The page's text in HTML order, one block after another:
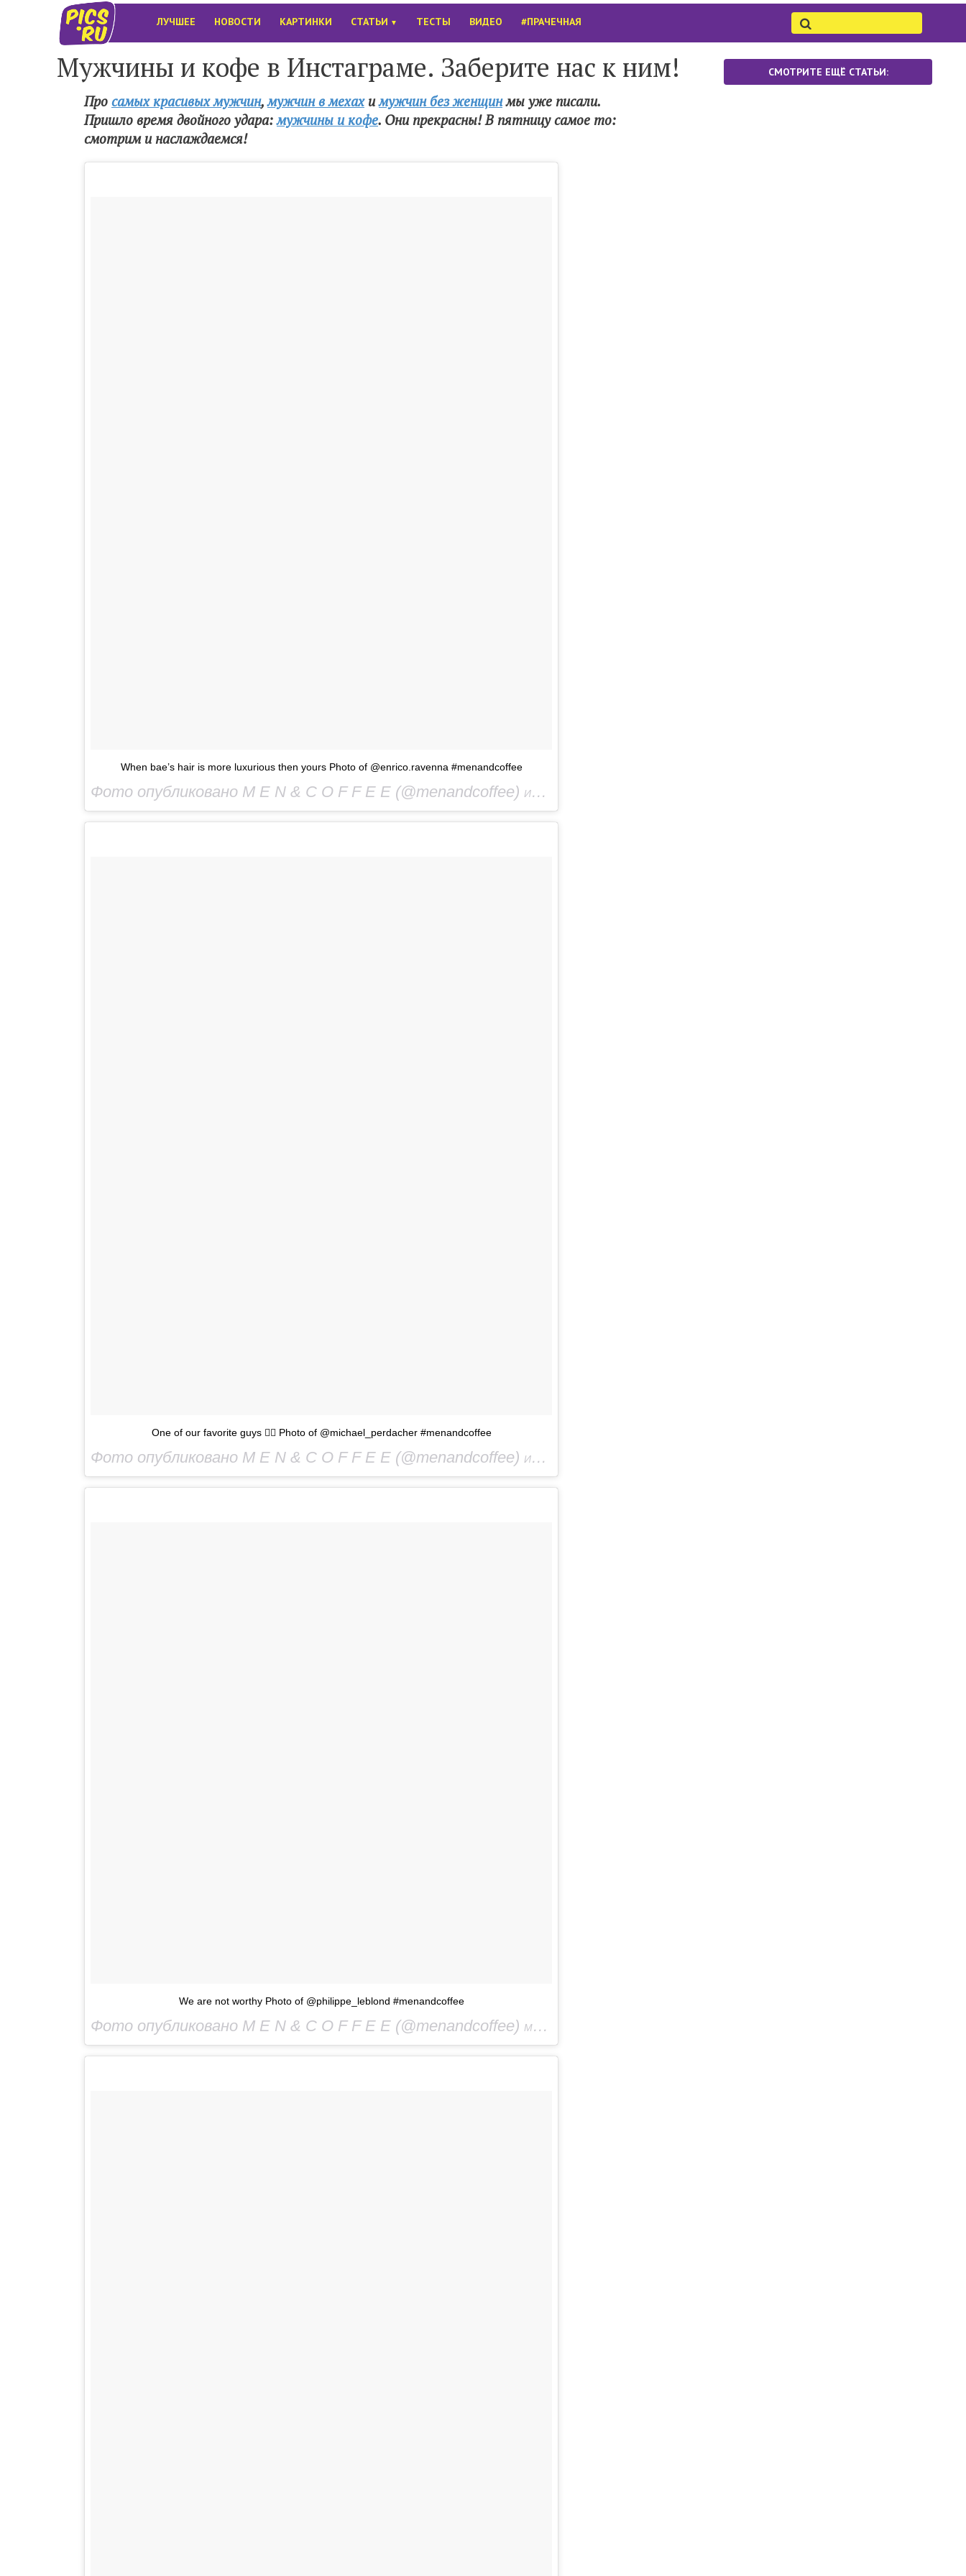
ЛУЧШЕЕ НОВОСТИ КАРТИНКИ СТАТЬИ ▼ ТЕСТЫ ВИДЕО #ПРАЧЕЧНАЯ
Мужчины и кофе в Инстаграме. Заберите нас к ним!
Про самых красивых мужчин,мужчин в мехахимужчин без женщинмы уже писали.
Пришло время двойного удара:мужчины и кофе. Они прекрасны! В пятницу самое то:
смотрим и наслаждаемся!
When bae’s hair is more luxurious then yours Photo of @enrico.ravenna #menandcoffee
Фото опубликовано M E N & C O F F E E (@menandcoffee) Июл 31 2016 в 7:32 PDT
One of our favorite guys 👌🏻 Photo of @michael_perdacher #menandcoffee
Фото опубликовано M E N & C O F F E E (@menandcoffee) Июл 28 2016 в 8:56 PDT
We are not worthy Photo of @philippe_leblond #menandcoffee
Фото опубликовано M E N & C O F F E E (@menandcoffee) Мар 30 2016 в 8:07 PDT
СМОТРИТЕ ЕЩЁ СТАТЬИ: